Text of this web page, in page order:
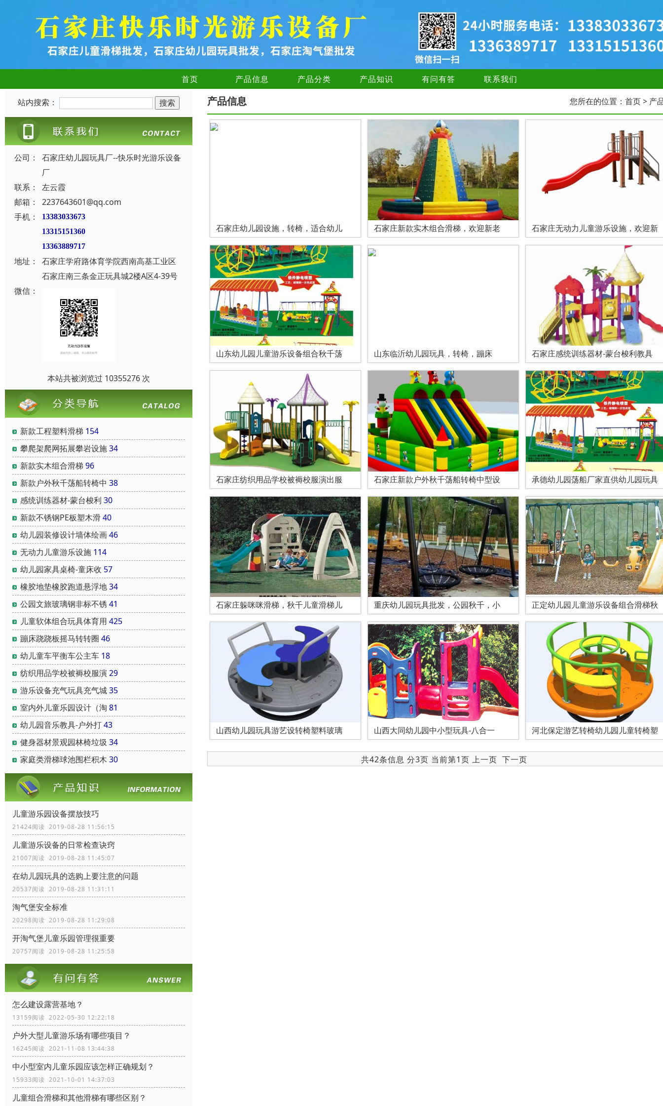
首页 产品信息 产品分类 产品知识 有问有答 联系我们
站内搜索：
公司：
石家庄幼儿园玩具厂--快乐时光游乐设备
厂
联系：
左云霞
邮箱：
2237643601@qq.com
手机：
13383033673
13315151360
13363889717
地址：
石家庄学府路体育学院西南高基工业区
石家庄南三条金正玩具城2楼A区4-39号
微信：
本站共被浏览过 10355276 次
新款工程塑料滑梯 154
攀爬架爬网拓展攀岩设施34
新款实木组合滑梯 96
新款户外秋千荡船转椅中 38
感统训练器材-蒙台梭利 30
新款不锈钢PE板塑木滑40
幼儿园装修设计墙体绘画46
无动力儿童游乐设施 114
幼儿园家具桌椅-童床收 57
橡胶地垫橡胶跑道悬浮地34
公园文旅玻璃钢非标不锈 41
儿童软体组合玩具体育用 425
蹦床跷跷板摇马转转圈 46
幼儿童车平衡车公主车 18
纺织用品学校被褥校服演29
游乐设备充气玩具充气城35
室内外儿童乐园设计（淘 81
幼儿园音乐教具-户外打43
健身器材景观园林椅垃圾 34
家庭类滑梯球池围栏积木 30
儿童游乐园设备摆放技巧
21424阅读 2019-08-28 11:56:15
儿童游乐设备的日常检查诀窍
21007阅读 2019-08-28 11:45:07
在幼儿园玩具的选购上要注意的问题
20537阅读 2019-08-28 11:31:11
淘气堡安全标准
20298阅读 2019-08-28 11:29:08
开淘气堡儿童乐园管理很重要
20757阅读 2019-08-28 11:25:58
怎么建设露营基地？
13159阅读 2022-05-30 12:22:18
户外大型儿童游乐场有哪些项目？
16245阅读 2021-11-08 13:44:38
中小型室内儿童乐园应该怎样正确规划？
15933阅读 2021-10-01 14:37:03
儿童组合滑梯和其他滑梯有哪些区别？
产品信息 您所在的位置： 首页> 产
石家庄幼儿园设施，转椅，适合幼儿 石家庄新款实木组合滑梯，欢迎新老 石家庄无动力儿童游乐设施，欢迎新
山东幼儿园儿童游乐设备组合秋千荡 山东临沂幼儿园玩具，转椅，蹦床 石家庄感统训练器材-蒙台梭利教具
石家庄纺织用品学校被褥校服演出服 石家庄新款户外秋千荡船转椅中型设 承德幼儿园荡船厂家直供幼儿园玩具
石家庄躲咪咪滑梯，秋千儿童滑梯儿 重庆幼儿园玩具批发，公园秋千，小 正定幼儿园儿童游乐设备组合滑梯秋
山西幼儿园玩具游艺设转椅塑料玻璃 山西大同幼儿园中小型玩具-八合一 河北保定游艺转椅幼儿园儿童转椅塑
共42条信息 分3页 当前第1页 上一页 下一页